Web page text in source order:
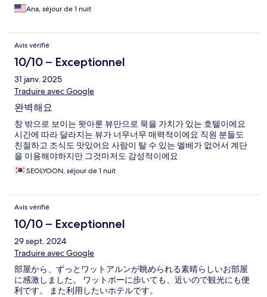
Ana, séjour de 1 nuit
Avis vérifié
10/10 – Exceptionnel
31 janv. 2025
Traduire avec Google
완벽해요
창 밖으로 보이는 왓아룬 뷰만으로 묵을 가치가 있는 호텔이에요
시간에 따라 달라지는 뷰가 너무너무 매력적이에요 직원 분들도
친절하고 조식도 맛있어요 사람이 탈 수 있는 엘베가 없어서 계단
을 이용해야하지만 그것마저도 감성적이에요
SEOLYOON, séjour de 1 nuit
Avis vérifié
10/10 – Exceptionnel
29 sept. 2024
Traduire avec Google
部屋から、ずっとワットアルンが眺められる素晴らしいお部屋
に感激しました。 ワットポーに歩いても、近いので観光にも便
利です。 また利用したいホテルです。